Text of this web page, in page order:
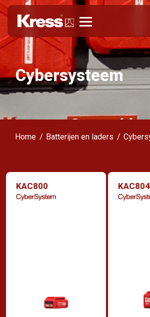
Cybersysteem
Home Batterijen en laders
KAC800 KAC804